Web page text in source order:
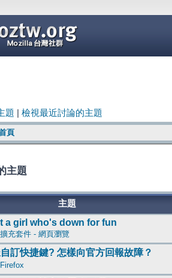
題 檢視最近討論的主題
頁
主題
主題
a girl who's down for fun
擴充套件 - 網頁瀏覽
訂快捷鍵? 怎樣向官方回報故障？
Firefox